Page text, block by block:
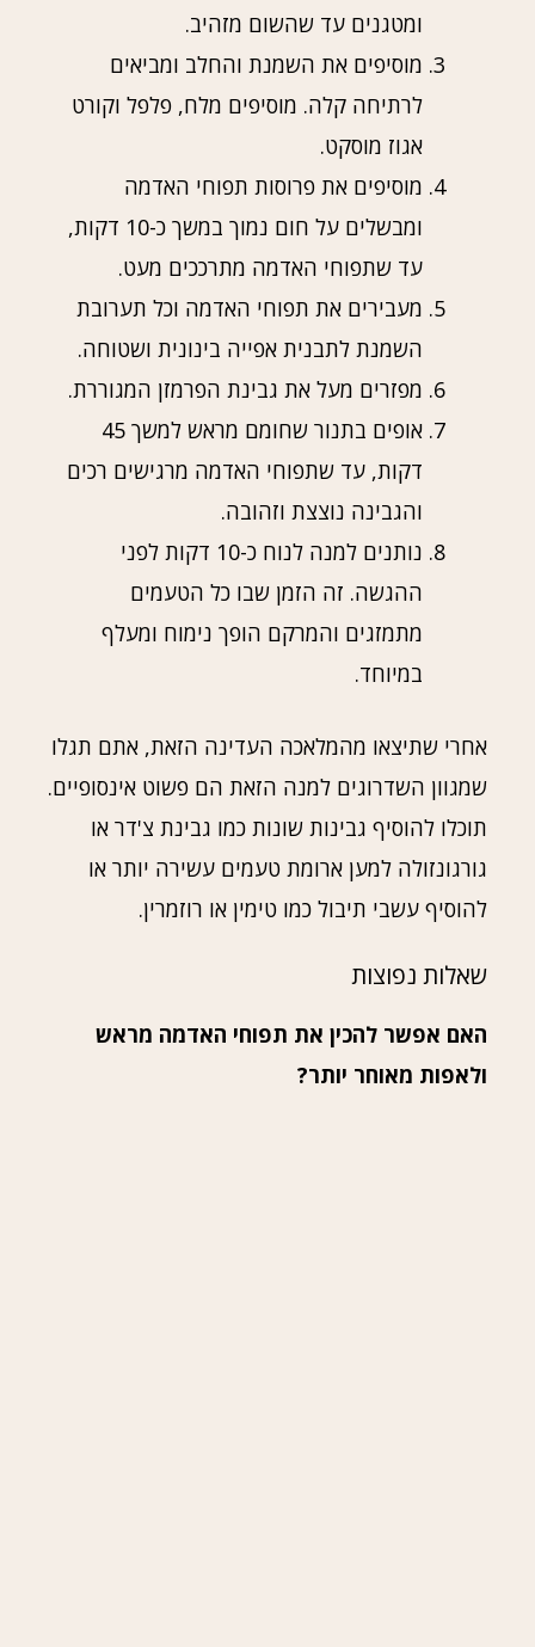
ומטגנים עד שהשום מזהיב.
מוסיפים את השמנת והחלב ומביאים
לרתיחה קלה. מוסיפים מלח, פלפל וקורט
אגוז מוסקט.
מוסיפים את פרוסות תפוחי האדמה
ומבשלים על חום נמוך במשך כ-10 דקות,
עד שתפוחי האדמה מתרככים מעט.
מעבירים את תפוחי האדמה וכל תערובת
השמנת לתבנית אפייה בינונית ושטוחה.
מפזרים מעל את גבינת הפרמזן המגוררת.
אופים בתנור שחומם מראש למשך 45
דקות, עד שתפוחי האדמה מרגישים רכים
והגבינה נוצצת וזהובה.
נותנים למנה לנוח כ-10 דקות לפני
ההגשה. זה הזמן שבו כל הטעמים
מתמזגים והמרקם הופך נימוח ומעלף
במיוחד.
אחרי שתיצאו מהמלאכה העדינה הזאת, אתם תגלו
שמגוון השדרוגים למנה הזאת הם פשוט אינסופיים.
תוכלו להוסיף גבינות שונות כמו גבינת צ'דר או
גורגונזולה למען ארומת טעמים עשירה יותר או
להוסיף עשבי תיבול כמו טימין או רוזמרין.
שאלות נפוצות
האם אפשר להכין את תפוחי האדמה מראש
ולאפות מאוחר יותר?